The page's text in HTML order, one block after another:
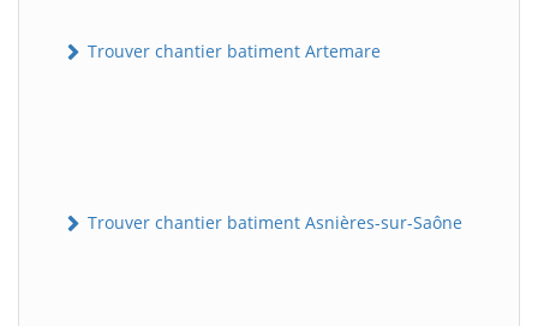
Trouver chantier batiment Artemare
Trouver chantier batiment Asnières-sur-Saône